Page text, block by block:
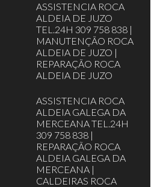
ASSISTENCIA ROCA
ALDEIA DE JUZO
TEL.24H 309 758 838 |
MANUTENÇÃO ROCA
ALDEIA DE JUZO |
REPARAÇÃO ROCA
ALDEIA DE JUZO
ASSISTENCIA ROCA
ALDEIA GALEGA DA
MERCEANA TEL.24H
309 758 838 |
REPARAÇÃO ROCA
ALDEIA GALEGA DA
MERCEANA |
CALDEIRAS ROCA